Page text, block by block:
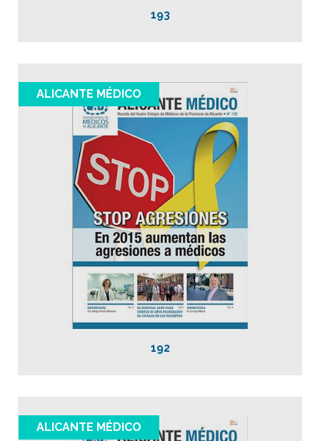
193
ALICANTE MÉDICO
192
ALICANTE MÉDICO